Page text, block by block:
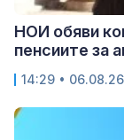
НОИ обяви
пенсиите за
14:29 • 06.08.26